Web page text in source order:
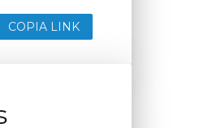
COPIA LINK